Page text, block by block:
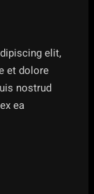
elit,
et dolore
nostrud
ea